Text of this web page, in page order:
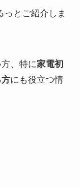
っとご紹介しま
、特に家電初
にも役立つ情